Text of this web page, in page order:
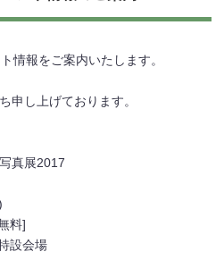
情報をご案内いたします。
申し上げております。
真展2017
料]
設会場